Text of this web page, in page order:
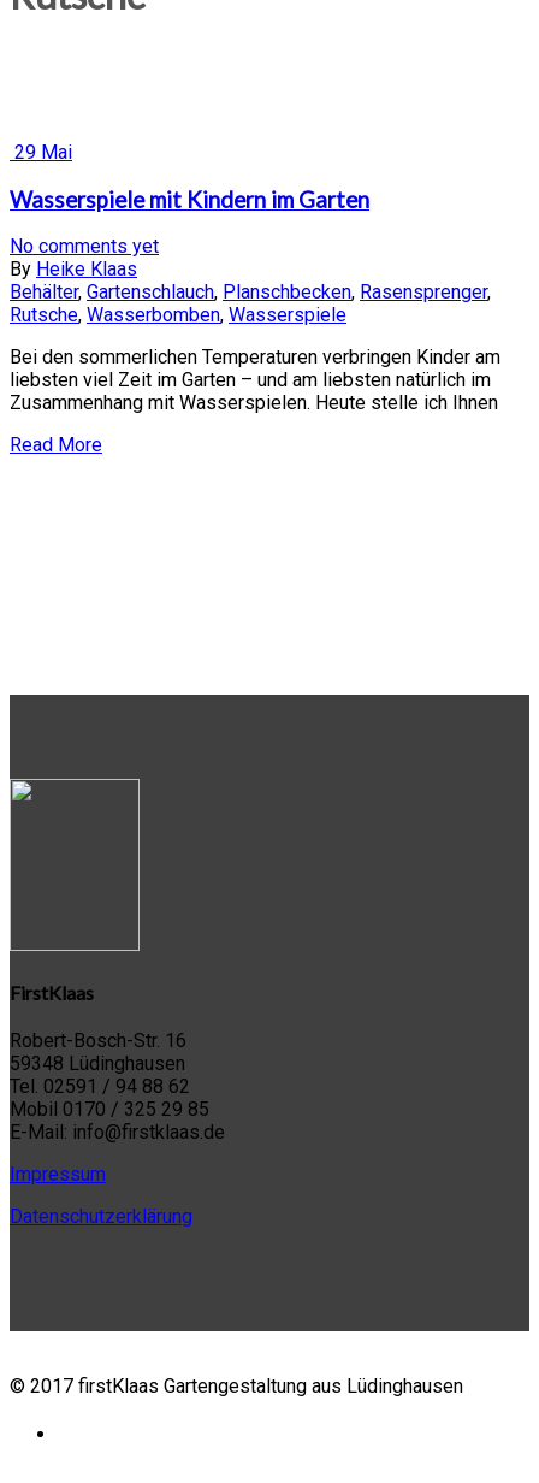
29 Mai
Wasserspiele mit Kindern im Garten
No comments yet
By Heike Klaas
Behälter, Gartenschlauch, Planschbecken, Rasensprenger,
Rutsche, Wasserbomben, Wasserspiele
Bei den sommerlichen Temperaturen verbringen Kinder am
liebsten viel Zeit im Garten – und am liebsten natürlich im
Zusammenhang mit Wasserspielen. Heute stelle ich Ihnen
Read More
FirstKlaas
Robert-Bosch-Str. 16
59348 Lüdinghausen
Tel. 02591 / 94 88 62
Mobil 0170 / 325 29 85
E-Mail: info@firstklaas.de
Impressum
Datenschutzerklärung
© 2017 firstKlaas Gartengestaltung aus Lüdinghausen